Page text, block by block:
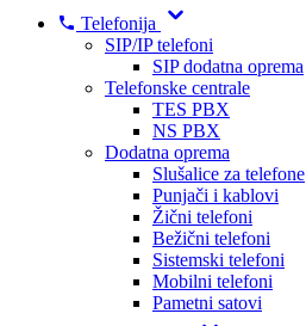
Telefonija
SIP/IP telefoni
SIP dodatna oprema
Telefonske centrale
TES PBX
NS PBX
Dodatna oprema
Slušalice za telefone
Punjači i kablovi
Žični telefoni
Bežični telefoni
Sistemski telefoni
Mobilni telefoni
Pametni satovi